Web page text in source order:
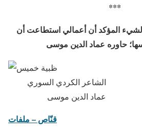
***
المؤكد أن أعمالي استطاعت أن
حاوره عماد الدين موسى
الشاعر الكردي السوري
عماد الدين موسى
قنّاص – ملفات